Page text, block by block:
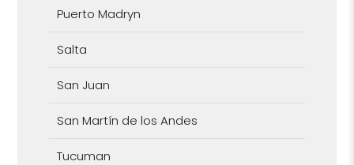
Puerto Madryn
Salta
San Juan
San Martín de los Andes
Tucuman